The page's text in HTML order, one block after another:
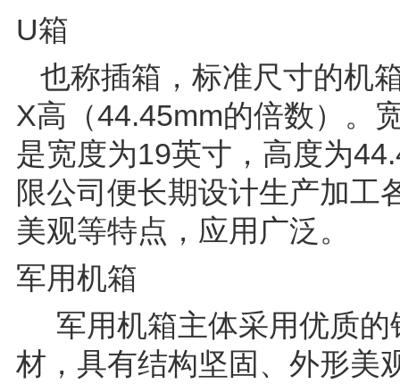
U箱
也称插箱，标准尺寸的机
X高（44.45mm的倍数）。
是宽度为19英寸，高度为
限公司便长期设计生产加工
美观等特点，应用广泛。
军用机箱
军用机箱主体采用优质
材，具有结构坚固、外形美